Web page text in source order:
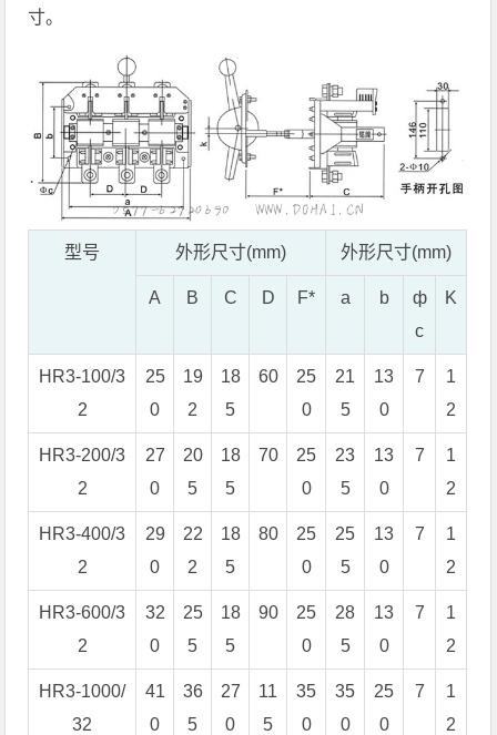
寸。
型号 外形尺寸(mm) 外形尺寸(mm)
A B C D F* a b
ф
c
K
HR3-100/3
2
25
0
19
2
18
5
60
25
0
21
5
13
0
7
1
2
HR3-200/3
2
27
0
20
5
18
5
70
25
0
23
5
13
0
7
1
2
HR3-400/3
2
29
0
22
2
18
5
80
25
0
25
5
13
0
7
1
2
HR3-600/3
2
32
0
25
5
18
5
90
25
0
28
5
13
0
7
1
2
HR3-1000/
32
41
0
36
5
27
0
11
5
35
0
35
0
25
0
7
1
2